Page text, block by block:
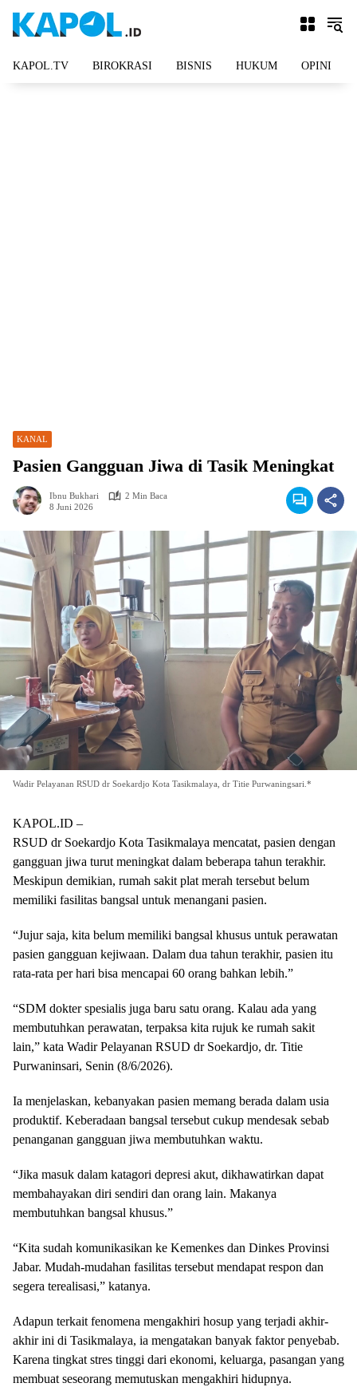
KAPOL.TV BIROKRASI BISNIS HUKUM OPINI
KANAL
Pasien Gangguan Jiwa di Tasik Meningkat
Ibnu Bukhari
2 Min Baca
8 Juni 2026
Wadir Pelayanan RSUD dr Soekardjo Kota Tasikmalaya, dr Titie Purwaningsari.*
KAPOL.ID –
RSUD dr Soekardjo Kota Tasikmalaya mencatat, pasien dengan
gangguan jiwa turut meningkat dalam beberapa tahun terakhir.
Meskipun demikian, rumah sakit plat merah tersebut belum
memiliki fasilitas bangsal untuk menangani pasien.
“Jujur saja, kita belum memiliki bangsal khusus untuk perawatan
pasien gangguan kejiwaan. Dalam dua tahun terakhir, pasien itu
rata-rata per hari bisa mencapai 60 orang bahkan lebih.”
“SDM dokter spesialis juga baru satu orang. Kalau ada yang
membutuhkan perawatan, terpaksa kita rujuk ke rumah sakit
lain,” kata Wadir Pelayanan RSUD dr Soekardjo, dr. Titie
Purwaninsari, Senin (8/6/2026).
Ia menjelaskan, kebanyakan pasien memang berada dalam usia
produktif. Keberadaan bangsal tersebut cukup mendesak sebab
penanganan gangguan jiwa membutuhkan waktu.
“Jika masuk dalam katagori depresi akut, dikhawatirkan dapat
membahayakan diri sendiri dan orang lain. Makanya
membutuhkan bangsal khusus.”
“Kita sudah komunikasikan ke Kemenkes dan Dinkes Provinsi
Jabar. Mudah-mudahan fasilitas tersebut mendapat respon dan
segera terealisasi,” katanya.
Adapun terkait fenomena mengakhiri hosup yang terjadi akhir-
akhir ini di Tasikmalaya, ia mengatakan banyak faktor penyebab.
Karena tingkat stres tinggi dari ekonomi, keluarga, pasangan yang
membuat seseorang memutuskan mengakhiri hidupnya.